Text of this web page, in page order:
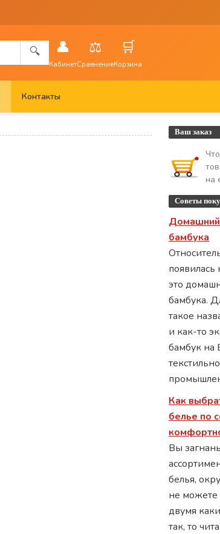
🔍 👤
Кабинет
⚖️
Сравнение
🛒
Корзина
Контакты
Ваш заказ
на
Советы
Домашний
бамбука
это
бамбука.
такое
и как-то
бамбук на
Как
белье по
Вы
белья,
не
двумя
так, то